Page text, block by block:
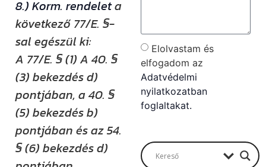
8.) Korm. rendeleta
következő 77/E. §-
sal egészül ki:
A 77/E. § (1) A 40. §
(3) bekezdés d)
pontjában, a 40. §
(5) bekezdés b)
pontjában és az 54.
§ (6) bekezdés d)
Elolvastam és
elfogadom az
Adatvédelmi
nyilatkozatban
foglaltakat.